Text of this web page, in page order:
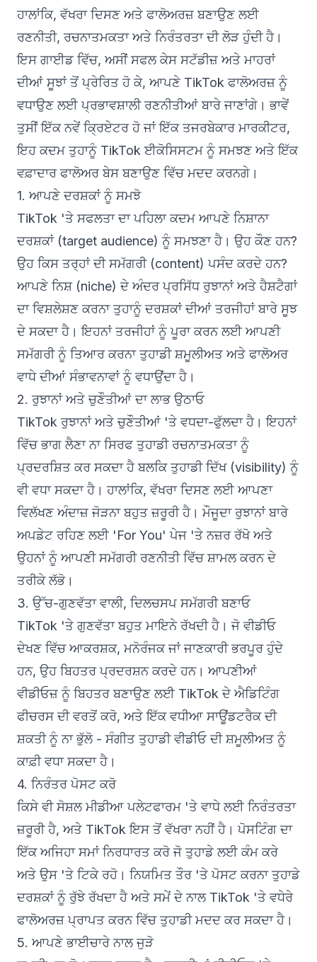
ਹਾਲਾਂਕਿ, ਵੱਖਰਾ ਦਿਸਣ ਅਤੇ ਫਾਲੋਅਰਜ਼ ਬਣਾਉਣ ਲਈ
ਰਣਨੀਤੀ, ਰਚਨਾਤਮਕਤਾ ਅਤੇ ਨਿਰੰਤਰਤਾ ਦੀ ਲੋੜ ਹੁੰਦੀ ਹੈ।
ਇਸ ਗਾਈਡ ਵਿੱਚ, ਅਸੀਂ ਸਫਲ ਕੇਸ ਸਟੱਡੀਜ਼ ਅਤੇ ਮਾਹਰਾਂ
ਦੀਆਂ ਸੂਝਾਂ ਤੋਂ ਪ੍ਰੇਰਿਤ ਹੋ ਕੇ, ਆਪਣੇ TikTok ਫਾਲੋਅਰਜ਼ ਨੂੰ
ਵਧਾਉਣ ਲਈ ਪ੍ਰਭਾਵਸ਼ਾਲੀ ਰਣਨੀਤੀਆਂ ਬਾਰੇ ਜਾਣਾਂਗੇ। ਭਾਵੇਂ
ਤੁਸੀਂ ਇੱਕ ਨਵੇਂ ਕ੍ਰਿਏਟਰ ਹੋ ਜਾਂ ਇੱਕ ਤਜਰਬੇਕਾਰ ਮਾਰਕੀਟਰ,
ਇਹ ਕਦਮ ਤੁਹਾਨੂੰ TikTok ਈਕੋਸਿਸਟਮ ਨੂੰ ਸਮਝਣ ਅਤੇ ਇੱਕ
ਵਫ਼ਾਦਾਰ ਫਾਲੋਅਰ ਬੇਸ ਬਣਾਉਣ ਵਿੱਚ ਮਦਦ ਕਰਨਗੇ।
1. ਆਪਣੇ ਦਰਸ਼ਕਾਂ ਨੂੰ ਸਮਝੋ
TikTok 'ਤੇ ਸਫਲਤਾ ਦਾ ਪਹਿਲਾ ਕਦਮ ਆਪਣੇ ਨਿਸ਼ਾਨਾ
ਦਰਸ਼ਕਾਂ (target audience) ਨੂੰ ਸਮਝਣਾ ਹੈ। ਉਹ ਕੌਣ ਹਨ?
ਉਹ ਕਿਸ ਤਰ੍ਹਾਂ ਦੀ ਸਮੱਗਰੀ (content) ਪਸੰਦ ਕਰਦੇ ਹਨ?
ਆਪਣੇ ਨਿਸ਼ (niche) ਦੇ ਅੰਦਰ ਪ੍ਰਸਿੱਧ ਰੁਝਾਨਾਂ ਅਤੇ ਹੈਸ਼ਟੈਗਾਂ
ਦਾ ਵਿਸ਼ਲੇਸ਼ਣ ਕਰਨਾ ਤੁਹਾਨੂੰ ਦਰਸ਼ਕਾਂ ਦੀਆਂ ਤਰਜੀਹਾਂ ਬਾਰੇ ਸੂਝ
ਦੇ ਸਕਦਾ ਹੈ। ਇਹਨਾਂ ਤਰਜੀਹਾਂ ਨੂੰ ਪੂਰਾ ਕਰਨ ਲਈ ਆਪਣੀ
ਸਮੱਗਰੀ ਨੂੰ ਤਿਆਰ ਕਰਨਾ ਤੁਹਾਡੀ ਸ਼ਮੂਲੀਅਤ ਅਤੇ ਫਾਲੋਅਰ
ਵਾਧੇ ਦੀਆਂ ਸੰਭਾਵਨਾਵਾਂ ਨੂੰ ਵਧਾਉਂਦਾ ਹੈ।
2. ਰੁਝਾਨਾਂ ਅਤੇ ਚੁਣੌਤੀਆਂ ਦਾ ਲਾਭ ਉਠਾਓ
TikTok ਰੁਝਾਨਾਂ ਅਤੇ ਚੁਣੌਤੀਆਂ 'ਤੇ ਵਧਦਾ-ਫੁੱਲਦਾ ਹੈ। ਇਹਨਾਂ
ਵਿੱਚ ਭਾਗ ਲੈਣਾ ਨਾ ਸਿਰਫ ਤੁਹਾਡੀ ਰਚਨਾਤਮਕਤਾ ਨੂੰ
ਪ੍ਰਦਰਸ਼ਿਤ ਕਰ ਸਕਦਾ ਹੈ ਬਲਕਿ ਤੁਹਾਡੀ ਦਿੱਖ (visibility) ਨੂੰ
ਵੀ ਵਧਾ ਸਕਦਾ ਹੈ। ਹਾਲਾਂਕਿ, ਵੱਖਰਾ ਦਿਸਣ ਲਈ ਆਪਣਾ
ਵਿਲੱਖਣ ਅੰਦਾਜ਼ ਜੋੜਨਾ ਬਹੁਤ ਜ਼ਰੂਰੀ ਹੈ। ਮੌਜੂਦਾ ਰੁਝਾਨਾਂ ਬਾਰੇ
ਅਪਡੇਟ ਰਹਿਣ ਲਈ 'For You' ਪੇਜ 'ਤੇ ਨਜ਼ਰ ਰੱਖੋ ਅਤੇ
ਉਹਨਾਂ ਨੂੰ ਆਪਣੀ ਸਮੱਗਰੀ ਰਣਨੀਤੀ ਵਿੱਚ ਸ਼ਾਮਲ ਕਰਨ ਦੇ
ਤਰੀਕੇ ਲੱਭੋ।
3. ਉੱਚ-ਗੁਣਵੱਤਾ ਵਾਲੀ, ਦਿਲਚਸਪ ਸਮੱਗਰੀ ਬਣਾਓ
TikTok 'ਤੇ ਗੁਣਵੱਤਾ ਬਹੁਤ ਮਾਇਨੇ ਰੱਖਦੀ ਹੈ। ਜੋ ਵੀਡੀਓ
ਦੇਖਣ ਵਿੱਚ ਆਕਰਸ਼ਕ, ਮਨੋਰੰਜਕ ਜਾਂ ਜਾਣਕਾਰੀ ਭਰਪੂਰ ਹੁੰਦੇ
ਹਨ, ਉਹ ਬਿਹਤਰ ਪ੍ਰਦਰਸ਼ਨ ਕਰਦੇ ਹਨ। ਆਪਣੀਆਂ
ਵੀਡੀਓਜ਼ ਨੂੰ ਬਿਹਤਰ ਬਣਾਉਣ ਲਈ TikTok ਦੇ ਐਡਿਟਿੰਗ
ਫੀਚਰਸ ਦੀ ਵਰਤੋਂ ਕਰੋ, ਅਤੇ ਇੱਕ ਵਧੀਆ ਸਾਊਂਡਟਰੈਕ ਦੀ
ਸ਼ਕਤੀ ਨੂੰ ਨਾ ਭੁੱਲੋ - ਸੰਗੀਤ ਤੁਹਾਡੀ ਵੀਡੀਓ ਦੀ ਸ਼ਮੂਲੀਅਤ ਨੂੰ
ਕਾਫ਼ੀ ਵਧਾ ਸਕਦਾ ਹੈ।
4. ਨਿਰੰਤਰ ਪੋਸਟ ਕਰੋ
ਕਿਸੇ ਵੀ ਸੋਸ਼ਲ ਮੀਡੀਆ ਪਲੇਟਫਾਰਮ 'ਤੇ ਵਾਧੇ ਲਈ ਨਿਰੰਤਰਤਾ
ਜ਼ਰੂਰੀ ਹੈ, ਅਤੇ TikTok ਇਸ ਤੋਂ ਵੱਖਰਾ ਨਹੀਂ ਹੈ। ਪੋਸਟਿੰਗ ਦਾ
ਇੱਕ ਅਜਿਹਾ ਸਮਾਂ ਨਿਰਧਾਰਤ ਕਰੋ ਜੋ ਤੁਹਾਡੇ ਲਈ ਕੰਮ ਕਰੇ
ਅਤੇ ਉਸ 'ਤੇ ਟਿਕੇ ਰਹੋ। ਨਿਯਮਿਤ ਤੌਰ 'ਤੇ ਪੋਸਟ ਕਰਨਾ ਤੁਹਾਡੇ
ਦਰਸ਼ਕਾਂ ਨੂੰ ਰੁੱਝੇ ਰੱਖਦਾ ਹੈ ਅਤੇ ਸਮੇਂ ਦੇ ਨਾਲ TikTok 'ਤੇ ਵਧੇਰੇ
ਫਾਲੋਅਰਜ਼ ਪ੍ਰਾਪਤ ਕਰਨ ਵਿੱਚ ਤੁਹਾਡੀ ਮਦਦ ਕਰ ਸਕਦਾ ਹੈ।
5. ਆਪਣੇ ਭਾਈਚਾਰੇ ਨਾਲ ਜੁੜੋ